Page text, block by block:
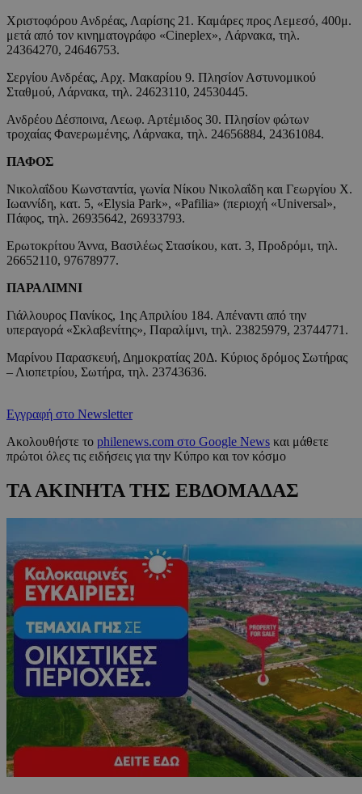
Χριστοφόρου Ανδρέας, Λαρίσης 21. Καμάρες προς Λεμεσό, 400μ.
μετά από τον κινηματογράφο «Cineplex», Λάρνακα, τηλ.
24364270, 24646753.
Σεργίου Ανδρέας, Αρχ. Μακαρίου 9. Πλησίον Αστυνομικού
Σταθμού, Λάρνακα, τηλ. 24623110, 24530445.
Ανδρέου Δέσποινα, Λεωφ. Αρτέμιδος 30. Πλησίον φώτων
τροχαίας Φανερωμένης, Λάρνακα, τηλ. 24656884, 24361084.
ΠΑΦΟΣ
Νικολαΐδου Κωνσταντία, γωνία Νίκου Νικολαΐδη και Γεωργίου Χ.
Ιωαννίδη, κατ. 5, «Elysia Park», «Pafilia» (περιοχή «Universal»,
Πάφος, τηλ. 26935642, 26933793.
Ερωτοκρίτου Άννα, Βασιλέως Στασίκου, κατ. 3, Προδρόμι, τηλ.
26652110, 97678977.
ΠΑΡΑΛΙΜΝΙ
Γιάλλουρος Πανίκος, 1ης Απριλίου 184. Απέναντι από την
υπεραγορά «Σκλαβενίτης», Παραλίμνι, τηλ. 23825979, 23744771.
Μαρίνου Παρασκευή, Δημοκρατίας 20Δ. Κύριος δρόμος Σωτήρας
– Λιοπετρίου, Σωτήρα, τηλ. 23743636.
Εγγραφή στο Newsletter
Ακολουθήστε το philenews.com στο Google News και μάθετε
πρώτοι όλες τις ειδήσεις για την Κύπρο και τον κόσμο
ΤΑ ΑΚΙΝΗΤΑ ΤΗΣ ΕΒΔΟΜΑΔΑΣ